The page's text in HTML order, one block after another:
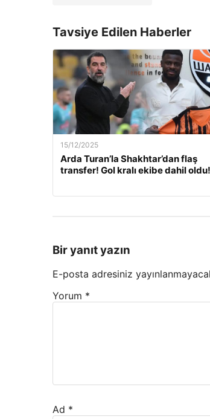
Tavsiye Edilen Haberler
15/12/2025
Arda Turan’la Shakhtar’dan flaş
transfer! Gol kralı ekibe dahil oldu!
Bir yanıt yazın
E-posta adresiniz
Yorum *
Ad *